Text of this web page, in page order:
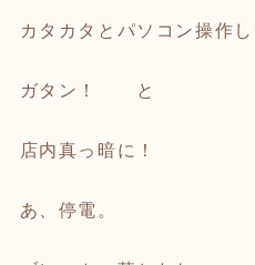
カタカタとパソコン操作
ガタン！ と
店内真っ暗に！
あ、停電。